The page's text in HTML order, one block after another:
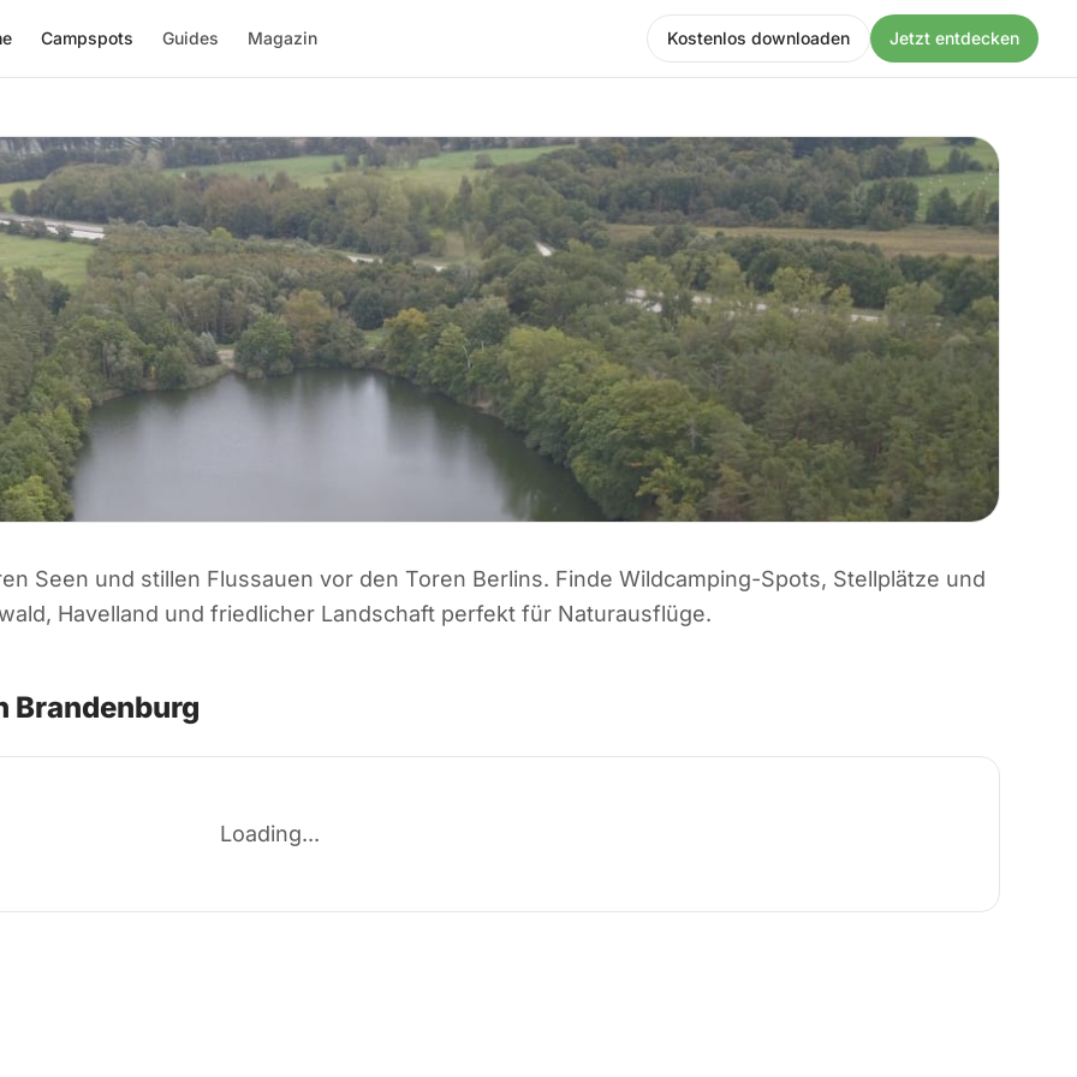
Campspots Guides Magazin Kostenlos downloaden Jetzt entdecken
Seen und stillen Flussauen vor den Toren Berlins. Finde Wildcamping-Spots, Stellplätze und
Havelland und friedlicher Landschaft perfekt für Naturausflüge.
Brandenburg
Loading...